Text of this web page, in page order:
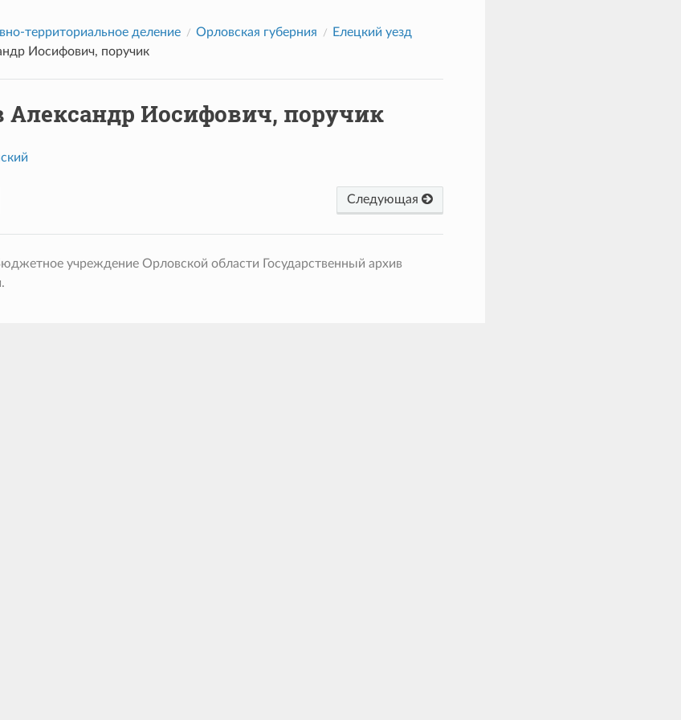
территориальное деление Орловская губерния
Елецкий уезд
Иосифович, поручик
Иосифович, поручик
Следующая
учреждение Орловской области Государственный архив